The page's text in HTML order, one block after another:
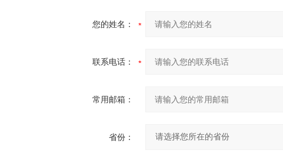
您的姓名：
联系电话：
常用邮箱：
省份：